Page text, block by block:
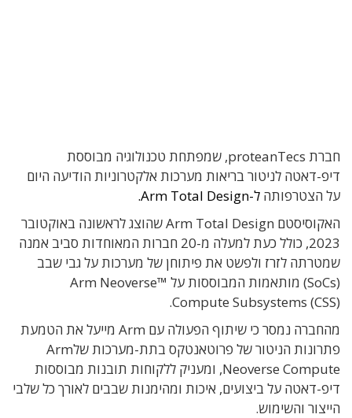
חברת proteanTecs, שמפתחת טכנולוגיה מבוססת
דיפ-דאטה לניטור בריאות מערכות אלקטרוניות הודיעה היום
על הצטרפותה ל-Arm Total Design.
האקוסיסטם Arm Total Design שהוצג לראשונה באוקטובר
2023, כולל כעת למעלה מ-20 חברות המאוחדות סביב אמנה
שמטרתה לזרז ולפשט את פיתוחן של מערכות על גבי שבב
(SoCs) מותאמות המבוססות על Arm Neoverse™
Compute Subsystems (CSS).
מהחברה נמסר כי שיתוף הפעולה עם Arm מייעל את הטמעת
פתרונות הניטור של פרוטאנטקס בתת-מערכות שלArm
Neoverse Compute, ומעניק ללקוחות תובנות מבוססות
דיפ-דאטה על ביצועים, איכות ומהימנות שבבים לאורך כל שלבי
הייצור והשימוש.